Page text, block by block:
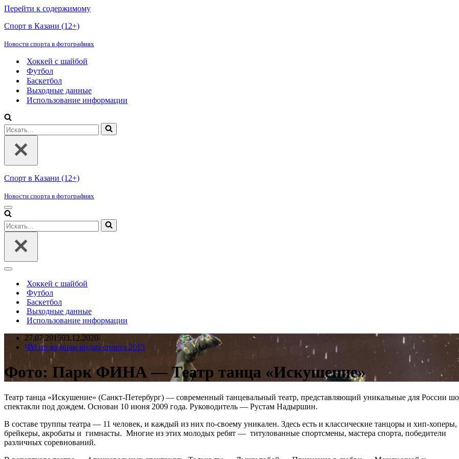
Перейти к содержимому
Спорт в Казани (12+)
Новости спорта в фотографиях
Хоккей с шайбой
Футбол
Баскетбол
Выходные данные
Использование информации
Искать...
Спорт в Казани (12+)
Новости спорта в фотографиях
Меню
навигации
Искать...
Меню
навигацииХоккей с шайбой
Футбол
Баскетбол
Выходные данные
Использование информации
27.07.201503.12.2020
ЧМ по водным видам спорта 2015
Фото: Парк ФИНА — Театр танца «Искушение»
Театр танца «Искушение» (Санкт-Петербург) — современный танцевальный театр, представляющий уникальные для России
спектакли под дождем. Основан 10 июня 2009 года. Руководитель — Рустам Надыршин.
В составе труппы театра — 11 человек, и каждый из них по-своему уникален. Здесь есть и классические танцоры и хип-хоперы,
брейкеры, акробаты и гимнасты. Многие из этих молодых ребят — титулованные спортсмены, мастера спорта, победители
различных соревнований.